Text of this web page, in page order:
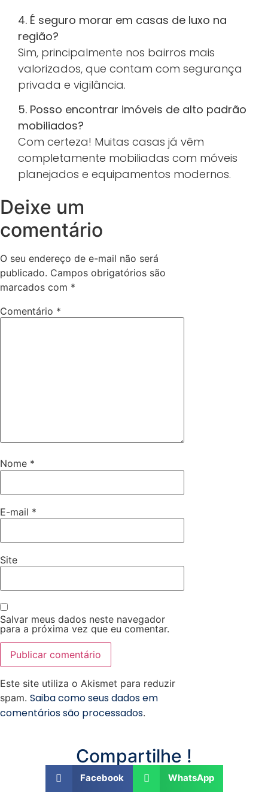
4. É seguro morar em casas de luxo na
região?
Sim, principalmente nos bairros mais
valorizados, que contam com segurança
privada e vigilância.
5. Posso encontrar imóveis de alto padrão
mobiliados?
Com certeza! Muitas casas já vêm
completamente mobiliadas com móveis
planejados e equipamentos modernos.
Deixe um
comentário
O seu endereço de e-mail não será
publicado. Campos obrigatórios são
marcados com *
Comentário *
Nome *
E-mail *
Site
Salvar meus dados neste navegador
para a próxima vez que eu comentar.
Este site utiliza o Akismet para reduzir
spam. Saiba como seus dados em
comentários são processados.
Compartilhe !
Facebook WhatsApp